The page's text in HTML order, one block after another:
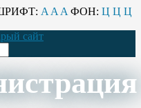
A A A ФОН: Ц Ц Ц
сайт